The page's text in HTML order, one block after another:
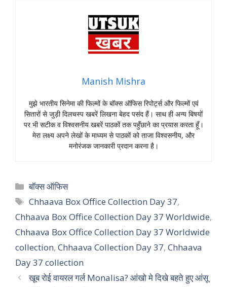
Manish Mishra
मुझे भारतीय सिनेमा की फिल्मों के बॉक्स ऑफिस रिपोर्ट्स और फिल्मों एवं
सितारों से जुड़ी दिलचस्प खबरें लिखना बेहद पसंद हैं। साथ ही अन्य बिषयों
पर भी सटीक व विश्वसनीय खबरें पाठकों तक पहुँछाने का प्रयास करता हूँ।
मेरा लक्ष्य अपने लेखों के माध्यम से पाठकों को ताजा विश्वसनीय, और
मनोरंजक जानकारी प्रदान करना है।
Categories
बॉक्स ऑफिस
Tags
Chhaava Box Office Collection Day 37,
Chhaava Box Office Collection Day 37 Worldwide,
Chhaava Box Office Collection Day 37 Worldwide
collection, Chhaava Collection Day 37, Chhaava
Day 37 collection
खूब रोई वायरल गर्ल Monalisa? आंखो मे दिखे बहते हुए आंसू